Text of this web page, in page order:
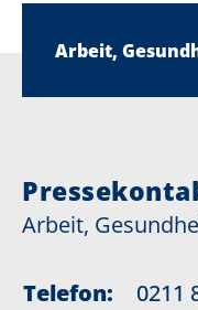
Arbeit,
Arbeit,
Telefon:
0211